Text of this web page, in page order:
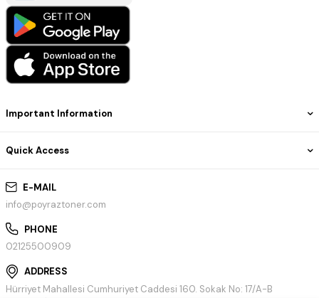
E-MAIL
info@poyraztoner.com
PHONE
02125500909
ADDRESS
Hürriyet Mahallesi Cumhuriyet Caddesi 160. Sokak No: 17/A-B
Important Information
Quick Access